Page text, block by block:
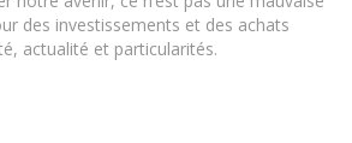
des investissements et des achats
actualité et particularités.